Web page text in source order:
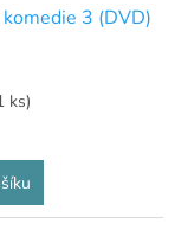
komedie 3 (DVD)
ks)